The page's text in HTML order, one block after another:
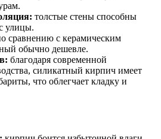
толстые стены способны
улицы.
сравнению с керамическим
обычно дешевле.
благодаря современной
силикатный кирпич имеет
что облегчает кладку и